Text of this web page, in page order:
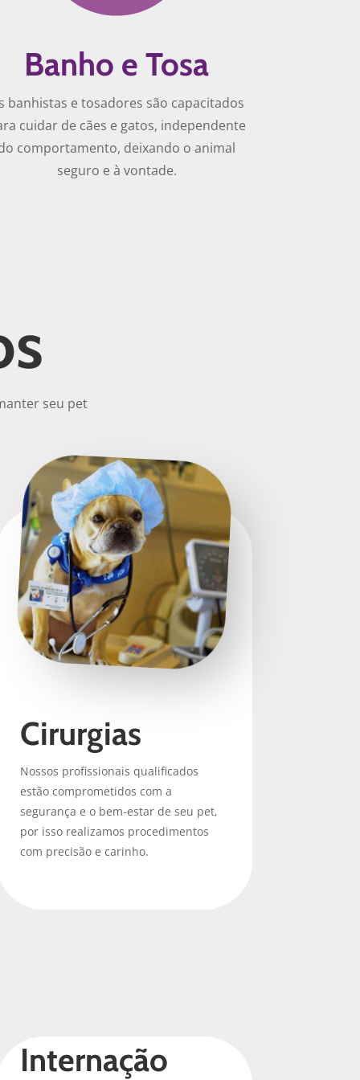
Banho e Tosa
banhistas e tosadores são capacitados
cuidar de cães e gatos, independente
comportamento, deixando o animal
seguro e à vontade.
seu pet
Cirurgias
Nossos profissionais qualificados
estão comprometidos com a
segurança e o bem-estar de seu pet,
por isso realizamos procedimentos
com precisão e carinho.
Internação